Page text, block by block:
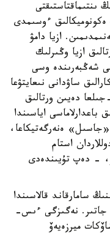
ىنتىماقتاستىقتى
ەكونوميكالىق ءوسىمدى
ازيا دامۋ
ازيا وڭىرلىك
شەڭبەرىندە وسى
ساۋدانى نىعايتۋعا
كورسەتىپ كەلەدى. بانك 2030-جىلعا دەيىن ورتالىق
باعدارلاماسى اياسىندا
«جاسىل» ەنەرگەتيكاعا،
10 ميلليارد دوللاردان استام
- دەپ تۇيىندەدى
سامارقاند قالاسىندا
ءوتىپ جاتىر. نەگىزگى ءىس-
ميرزەيەۆ